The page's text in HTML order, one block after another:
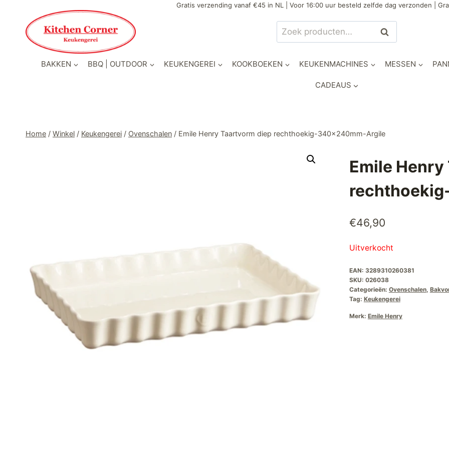
inhoud
Gratis verzending vanaf €45 in NL | Voor 16:00 uur besteld zelfde dag verzonden |
Zoeken
naar:
Zoeken
BAKKEN BBQ | OUTDOOR KEUKENGEREI KOOKBOEKEN KEUKENMACHINES MESSEN
CADEAUS
Home / Winkel / Keukengerei / Ovenschalen / Emile Henry Taartvorm diep rechthoekig-340x240mm-Argile
Emile
€46,90
Uitverkocht
EAN: 3289310260381
SKU: 026038
Categorieën: Ovenschalen,
Tag: Keukengerei
Merk: Emile Henry